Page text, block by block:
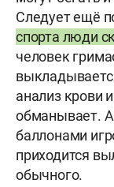
Следует ещё
спорта люди
человек
анализ крови
обманывает. А
баллонами
приходится
обычного.